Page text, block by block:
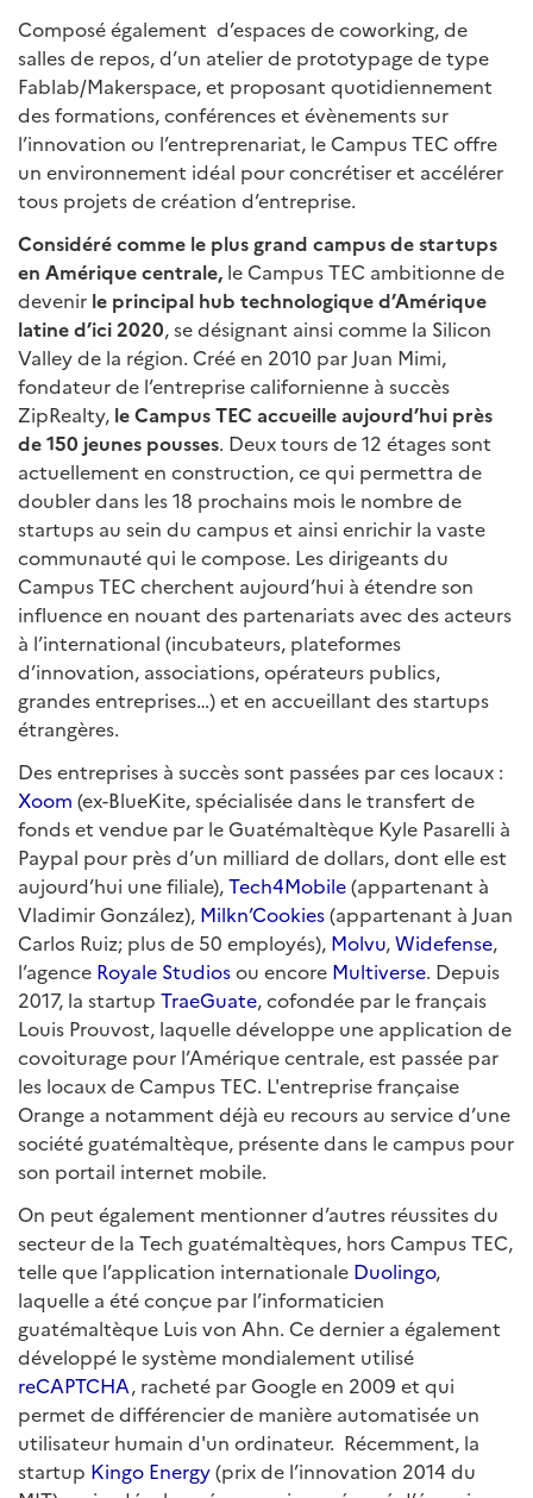
Composé également d’espaces de coworking, de
salles de repos, d’un atelier de prototypage de type
Fablab/Makerspace, et proposant quotidiennement
des formations, conférences et évènements sur
l’innovation ou l’entreprenariat, le Campus TEC offre
un environnement idéal pour concrétiser et accélérer
tous projets de création d’entreprise.
Considéré comme le plus grand campus de startups
en Amérique centrale, le Campus TEC ambitionne de
devenir le principal hub technologique d’Amérique
latine d’ici 2020, se désignant ainsi comme la Silicon
Valley de la région. Créé en 2010 par Juan Mimi,
fondateur de l’entreprise californienne à succès
ZipRealty, le Campus TEC accueille aujourd’hui près
de 150 jeunes pousses. Deux tours de 12 étages sont
actuellement en construction, ce qui permettra de
doubler dans les 18 prochains mois le nombre de
startups au sein du campus et ainsi enrichir la vaste
communauté qui le compose. Les dirigeants du
Campus TEC cherchent aujourd’hui à étendre son
influence en nouant des partenariats avec des acteurs
à l’international (incubateurs, plateformes
d’innovation, associations, opérateurs publics,
grandes entreprises…) et en accueillant des startups
étrangères.
Des entreprises à succès sont passées par ces locaux :
Xoom (ex-BlueKite, spécialisée dans le transfert de
fonds et vendue par le Guatémaltèque Kyle Pasarelli à
Paypal pour près d’un milliard de dollars, dont elle est
aujourd’hui une filiale),Tech4Mobile(appartenant à
Vladimir González), Milkn’Cookies(appartenant à Juan
Carlos Ruiz; plus de 50 employés), Molvu,Widefense,
l’agence Royale Studiosou encore Multiverse. Depuis
2017, la startup TraeGuate, cofondée par le français
Louis Prouvost, laquelle développe une application de
covoiturage pour l’Amérique centrale, est passée par
les locaux de Campus TEC. L'entreprise française
Orange a notamment déjà eu recours au service d’une
société guatémaltèque, présente dans le campus pour
son portail internet mobile.
On peut également mentionner d’autres réussites du
secteur de la Tech guatémaltèques, hors Campus TEC,
telle que l’application internationale Duolingo,
laquelle a été conçue par l’informaticien
guatémaltèque Luis von Ahn. Ce dernier a également
développé le système mondialement utilisé
reCAPTCHA, racheté par Google en 2009 et qui
permet de différencier de manière automatisée un
utilisateur humain d'un ordinateur. Récemment, la
startup Kingo Energy(prix de l’innovation 2014 du